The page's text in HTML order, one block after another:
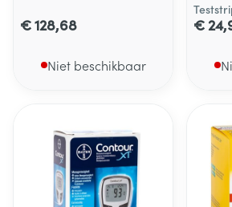
€ 128,68
Niet beschikbaar
€